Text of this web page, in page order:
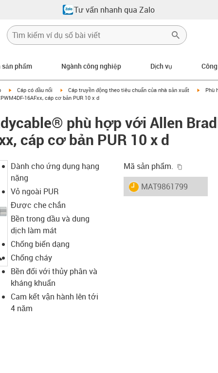
Tư vấn nhanh qua Zalo
phẩm Ngành công nghiệp Dịch vụ
igus-icon-arrow-right
Cáp có đầu nối igus-icon-arrow-right
Cáp truyền động theo tiêu chuẩn của nhà sản xuất igus-Phù
16AFxx, cáp cơ bản PUR 10 x d
phù hợp với Allen
cáp cơ bản PUR 10 x d
igus-icon-lupe
Dành cho ứng dụng hạng
nặng
Vỏ ngoài PUR
Được che chắn
Bền trong dầu và dung
dịch làm mát
Chống biến dạng
Chống cháy
Bền đối với thủy phân và
kháng khuẩn
Cam kết vận hành lên tới
4 năm
Mã sản phẩm.
igus-icon-lieferzeit
MAT9861799